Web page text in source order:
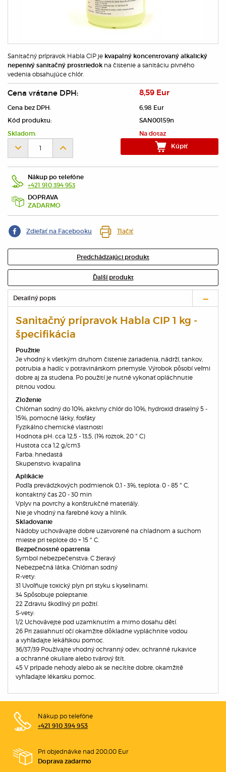
Sanitačný prípravok Habla CIP je kvapalný koncentrovaný alkalický
nepenivý sanitačný prostriedok na čistenie a sanitáciu pivného
vedenia obsahujúce chlór.
Cena vrátane DPH:
8,59 Eur
Cena bez DPH:
6,98 Eur
Kúpiť
Kód produktu: SAN00159n
Skladom: Na dotaz
Nákup po telefóne
+421 910 394 953
DOPRAVA
ZADARMO
Zdieľať na Facebooku Tlačiť
Predchádzajúci produkt
Ďalší produkt
Detailný popis
Sanitačný prípravok Habla CIP 1 kg -
špecifikácia
Použitie
Je vhodný k všetkým druhom čistenie zariadenia, nádrží, tankov,
potrubia a hadíc v potravinárskom priemysle. Výrobok pôsobí veľmi
dobre aj za studena. Po použití je nutné vykonať opláchnutie
pitnou vodou.
Zloženie
Chlórnan sodný do 10% aktívny chlór do 10% hydroxid draselný 5 -
15% pomocné látky fosfáty
Fyzikálno chemické vlastnosti
Hodnota pH: cca 12,5 - 13,5 (1% roztok 20 ° C)
Hustota cca 1,2 g/cm3
Farba: hnedastá
Skupenstvo: kvapalina
Aplikácie
Podľa prevádzkových podmienok 0,1 - 3%, teplota: 0 - 85 ° C,
kontaktný čas 20 - 30 min
Vplyv na povrchy a konštrukčné materiály.
Nie je vhodný na farebné kovy a hliník.
Skladovanie
Nádoby uchovávajte dobre uzatvorené na chladnom a suchom
mieste pri teplote do + 15 ° C.
Bezpečnostné opatrenia
Symbol nebezpečenstva: C žieravý
Nebezpečná látka: Chlórnan sodný
R-vety:
31 Uvoľňuje toxický plyn pri styku s kyselinami.
34 Spôsobuje poleptanie.
22 Zdraviu škodlivý pri požití.
S-vety:
1/2 Uchovávejte pod uzamknutím a mimo dosahu dětí.
26 Pri zasiahnutí očí okamžite dôkladne vypláchnite vodou
a vyhľadajte lekářskou pomoc.
36/37/39 Používajte vhodný ochranný odev, ochranné rukavice
a ochranné okuliare alebo tvárový štít.
45 V prípade nehody alebo ak se necítíte dobre, okamžitě
vyhľadajte lékarsku pomoc.
Nákup po telefóne
+421 910 394 953
Pri objednávke nad 200,00 Eur
Doprava zadarmo